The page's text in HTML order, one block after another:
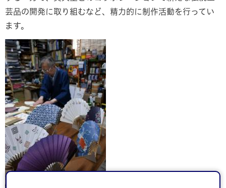
芸品の開発に取り組むなど、精力的に制作活動を行ってい
ます。